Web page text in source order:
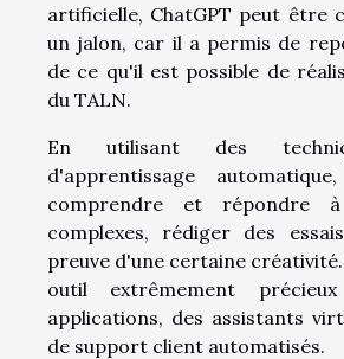
artificielle, ChatGPT peut être
un jalon, car il a permis de
de ce qu'il est possible de
du TALN.
En utilisant des
d'apprentissage
comprendre et répondre
complexes, rédiger des
preuve d'une certaine
outil extrêmement
applications, des assistants
de support client automatisés.